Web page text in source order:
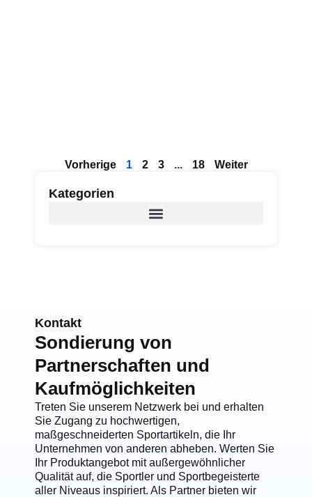
Vorherige 1 2 3 ... 18 Weiter
Kategorien
Kontakt
Sondierung von
Partnerschaften und
Kaufmöglichkeiten
Treten Sie unserem Netzwerk bei und erhalten
Sie Zugang zu hochwertigen,
maßgeschneiderten Sportartikeln, die Ihr
Unternehmen von anderen abheben. Werten Sie
Ihr Produktangebot mit außergewöhnlicher
Qualität auf, die Sportler und Sportbegeisterte
aller Niveaus inspiriert. Als Partner bieten wir